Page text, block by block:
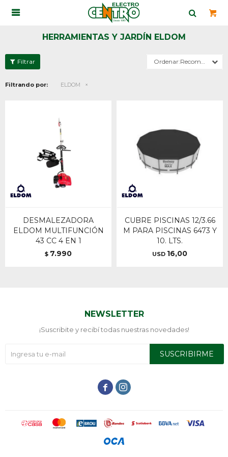

HERRAMIENTAS Y JARDÍN ELDOM
Recomendados
Filtrando por: ELDOM
DESMALEZADORA
ELDOM MULTIFUNCIÓN
43 CC 4 EN 1
$ 7.990
CUBRE PISCINAS 12/3.66
M PARA PISCINAS 6473 Y
10. LTS.
USD 16,00
NEWSLETTER
¡Suscribite y recibí todas nuestras novedades!
SUSCRIBIRME
 